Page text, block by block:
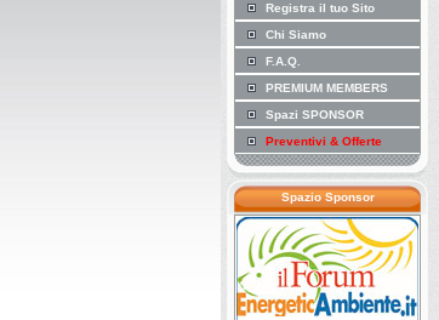
Registra il tuo Sito
Chi Siamo
F.A.Q.
PREMIUM MEMBERS
Spazi SPONSOR
Preventivi & Offerte
Spazio Sponsor